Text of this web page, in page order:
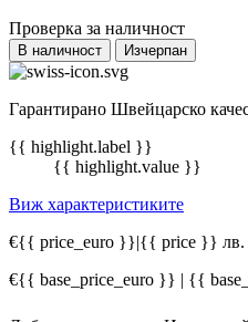
Проверка за наличност
В наличност Изчерпан
Гарантирано Швейцарско
{{ highlight.label }}
{{ highlight.value }}
Виж характеристиките
€{{ price_euro }}|{{ price }} лв.
€{{ base_price_euro }} | {{